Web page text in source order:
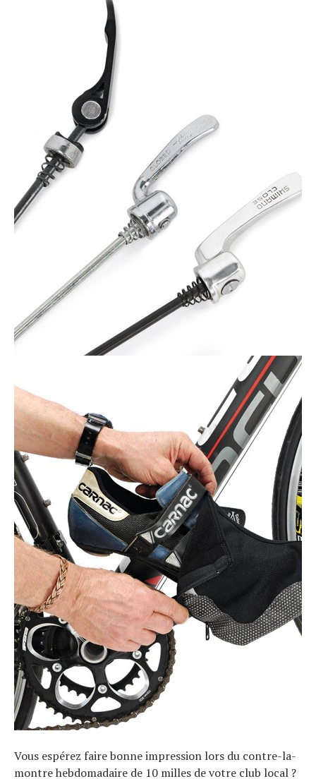
Vous espérez faire bonne impression lors du contre-la-
montre hebdomadaire de 10 milles de votre club local ?